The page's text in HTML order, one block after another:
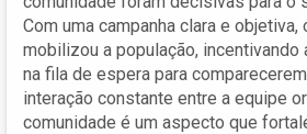
Com uma campanha clara e
mobilizou a população, incentivando
na fila de espera para
interação constante entre a equipe
comunidade é um aspecto que